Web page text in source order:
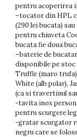
pentru acoperirea
–tocator din HPL
(290 lei bucata)
pentru chiuveta
bucata fie doua
–baterie de
disponibile pe stoc
Truffle (maro
White (alb polar),
(ca si travertinul
-tavita inox
pentru scurgere
-gratar scurgator
negru care se